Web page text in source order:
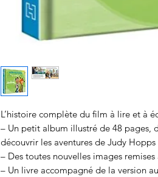
L’histoire complète du film à lire et à
– Un petit album illustré de 48 pages,
découvrir les aventures de Judy
– Des toutes nouvelles images remises
– Un livre accompagné de la version